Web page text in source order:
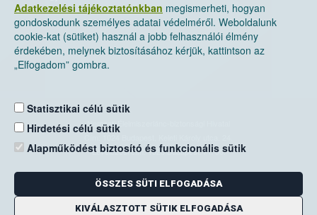
Adatkezelési tájékoztatónkban megismerheti, hogyan
gondoskodunk személyes adatai védelméről. Weboldalunk
cookie-kat (sütiket) használ a jobb felhasználói élmény
érdekében, melynek biztosításához kérjük, kattintson az
„Elfogadom” gombra.
Statisztikai célú sütik
Hirdetési célú sütik
Alapműködést biztosító és funkcionális sütik
ÖSSZES SÜTI ELFOGADÁSA
KIVÁLASZTOTT SÜTIK ELFOGADÁSA
Nemzeti Élelmiszerlánc-biztonsági Hivatal
Levelezési cím: 1525 Budapest. Pf. 30.
E-mail:ugyfelszolgalat@nebih.gov.hu
Zöld szám: 06-80/263-244